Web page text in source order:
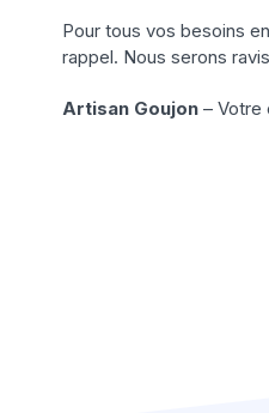
Pour tous vos besoins
rappel. Nous serons
Artisan Goujon – Votre